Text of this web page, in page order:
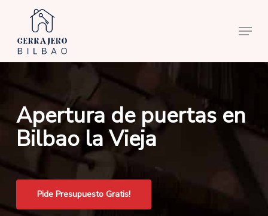
main
content
Menu
Apertura de puertas en
Bilbao la Vieja
Pide Presupuesto Gratis!